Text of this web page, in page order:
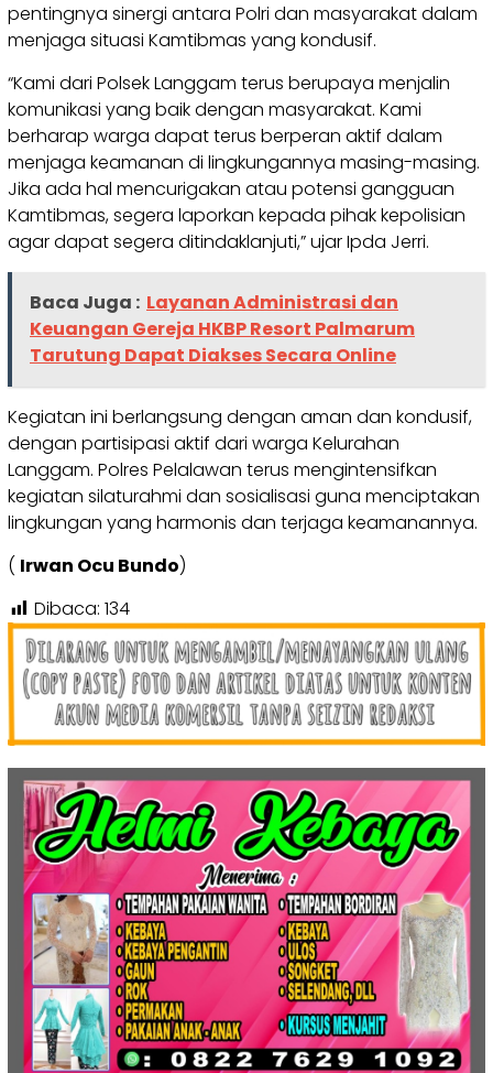
pentingnya sinergi antara Polri dan masyarakat dalam
menjaga situasi Kamtibmas yang kondusif.
“Kami dari Polsek Langgam terus berupaya menjalin
komunikasi yang baik dengan masyarakat. Kami
berharap warga dapat terus berperan aktif dalam
menjaga keamanan di lingkungannya masing-masing.
Jika ada hal mencurigakan atau potensi gangguan
Kamtibmas, segera laporkan kepada pihak kepolisian
agar dapat segera ditindaklanjuti,” ujar Ipda Jerri.
Baca Juga : Layanan Administrasi dan
Keuangan Gereja HKBP Resort Palmarum
Tarutung Dapat Diakses Secara Online
Kegiatan ini berlangsung dengan aman dan kondusif,
dengan partisipasi aktif dari warga Kelurahan
Langgam. Polres Pelalawan terus mengintensifkan
kegiatan silaturahmi dan sosialisasi guna menciptakan
lingkungan yang harmonis dan terjaga keamanannya.
( Irwan Ocu Bundo)
Dibaca: 134